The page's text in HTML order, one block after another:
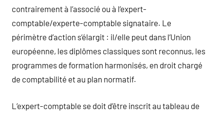
contrairement à l’associé ou à l’expert-
comptable/experte-comptable signataire. Le
périmètre d’action s’élargit : il/elle peut dans l’Union
européenne, les diplômes classiques sont reconnus, les
programmes de formation harmonisés, en droit chargé
de comptabilité et au plan normatif.
L’expert-comptable se doit d’être inscrit au tableau de